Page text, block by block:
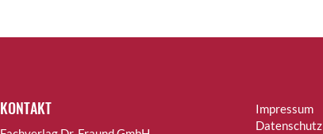
KONTAKT
Impressum
Datenschutz